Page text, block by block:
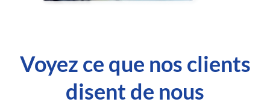
Voyez ce que nos clients
disent de nous